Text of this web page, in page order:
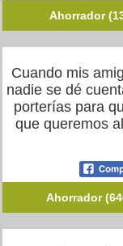
Ahorrador
Cuando mis
nadie se dé
porterías para
que queremos
Ahorrador